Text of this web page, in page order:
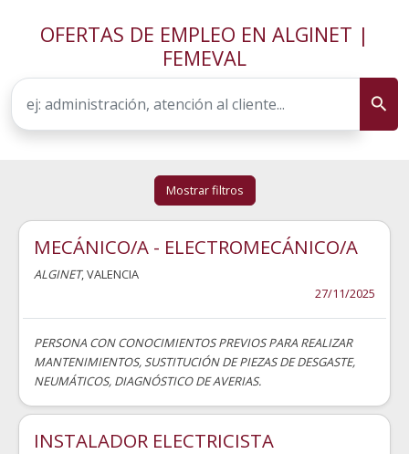
OFERTAS DE EMPLEO EN ALGINET |
FEMEVAL
Mostrar filtros
MECÁNICO/A - ELECTROMECÁNICO/A
ALGINET, VALENCIA
27/11/2025
PERSONA CON CONOCIMIENTOS PREVIOS PARA REALIZAR
MANTENIMIENTOS, SUSTITUCIÓN DE PIEZAS DE DESGASTE,
NEUMÁTICOS, DIAGNÓSTICO DE AVERIAS.
INSTALADOR ELECTRICISTA